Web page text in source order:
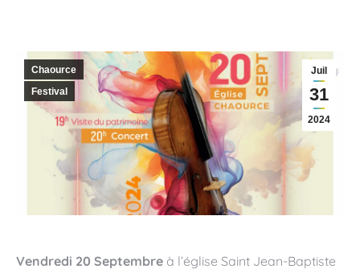
Juil
31
2024
Chaource
Festival
Vendredi 20 Septembre à l’église Saint Jean-Baptiste